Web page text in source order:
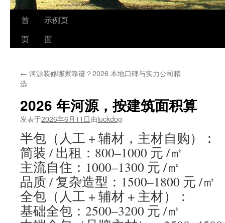
首
页
示例页
面
← 河源装修哪家靠谱？2026 本地口碑与实力公司精
选
2026 年河源，按建筑面积算
发表于2026年6月11日由luckdog
半包（人工 + 辅材，主材自购）：
简装 / 出租：800–1000 元 /㎡
主流自住：1000–1300 元 /㎡
品质 / 复杂造型：1500–1800 元 /㎡
全包（人工 + 辅材 + 主材）：
基础全包：2500–3200 元 /㎡